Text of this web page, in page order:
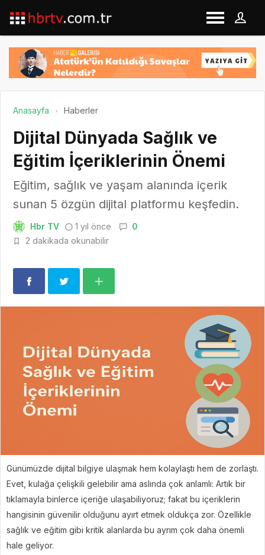
Anasayfa Haberler
Dijital Dünyada Sağlık ve
Eğitim İçeriklerinin Önemi
Eğitim, sağlık ve yaşam alanında içerik
sunan 5 özgün dijital platformu keşfedin.
Hbr TV 1 yıl önce
0
2 dakikada okunabilir
Günümüzde dijital bilgiye ulaşmak hem kolaylaştı hem de zorlaştı.
Evet, kulağa çelişkili gelebilir ama aslında çok anlamlı: Artık bir
tıklamayla binlerce içeriğe ulaşabiliyoruz; fakat bu içeriklerin
hangisinin güvenilir olduğunu ayırt etmek oldukça zor. Özellikle
sağlık ve eğitim gibi kritik alanlarda bu ayrım çok daha önemli
hale geliyor.